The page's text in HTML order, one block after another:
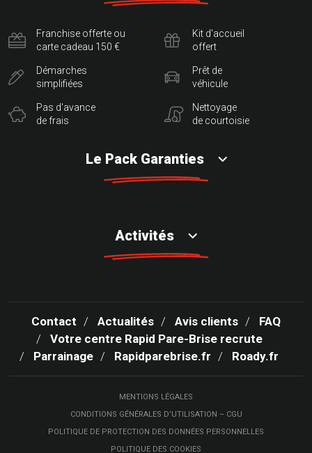
Franchise offerte ou
carte cadeau 150 €
Démarches
simplifiées
Pas d'avance
de frais
Kit d'accueil
offert
Prêt de
véhicule
Nettoyage
de courtoisie
Le Pack Garanties
Activités
Contact Actualités Avis clients
FAQ
Votre centre Rapid Pare-Brise recrute
Parrainage
Rapidparebrise.fr Roady.fr
MENTIONS LÉGALES
CONDITIONS GÉNÉRALES D’UTILISATION – CGU
POLITIQUE DE PROTECTION DES DONNÉES PERSONNELLES
POLITIQUE DES COOKIES